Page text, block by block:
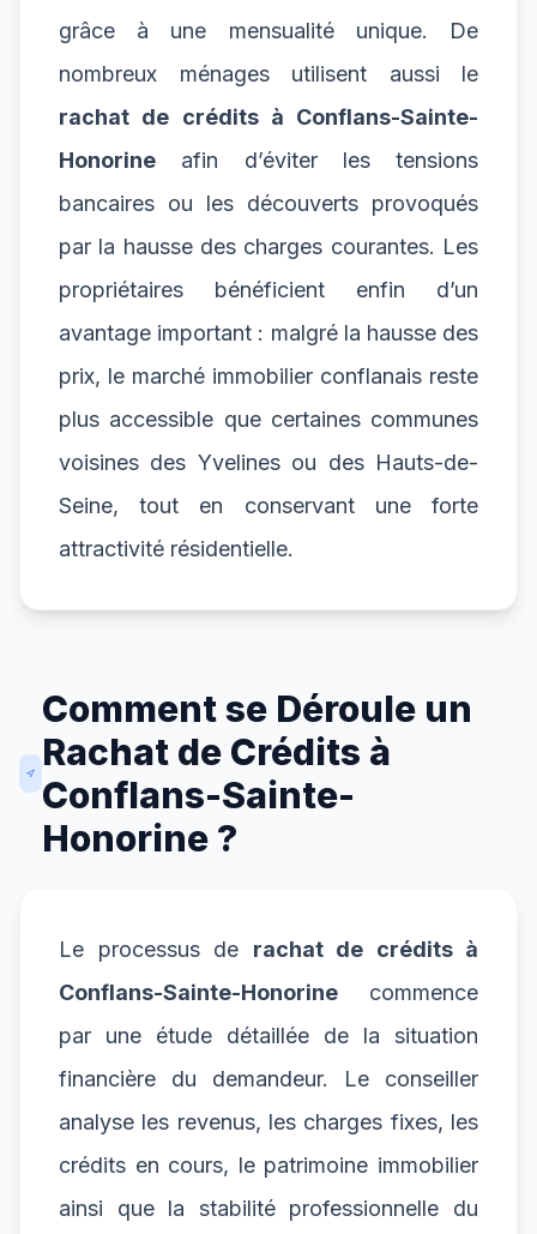
grâce à une mensualité unique. De
nombreux ménages utilisent aussi le
rachat de crédits à Conflans-Sainte-
Honorine afin d’éviter les tensions
bancaires ou les découverts provoqués
par la hausse des charges courantes. Les
propriétaires bénéficient enfin d’un
avantage important : malgré la hausse des
prix, le marché immobilier conflanais reste
plus accessible que certaines communes
voisines des Yvelines ou des Hauts-de-
Seine, tout en conservant une forte
attractivité résidentielle.
Comment se Déroule un
Rachat de Crédits à
Conflans-Sainte-
Honorine ?
Le processus de rachat de crédits à
Conflans-Sainte-Honorine commence
par une étude détaillée de la situation
financière du demandeur. Le conseiller
analyse les revenus, les charges fixes, les
crédits en cours, le patrimoine immobilier
ainsi que la stabilité professionnelle du